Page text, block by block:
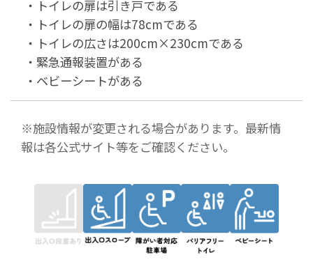
・トイレの扉は引き戸である
・トイレの扉の幅は78cmである
・トイレの広さは200cm×230cmである
・緊急通報装置がある
・ベビーシートがある
※施設情報が変更される場合があります。最新情
報は各公式サイト等をご確認ください。